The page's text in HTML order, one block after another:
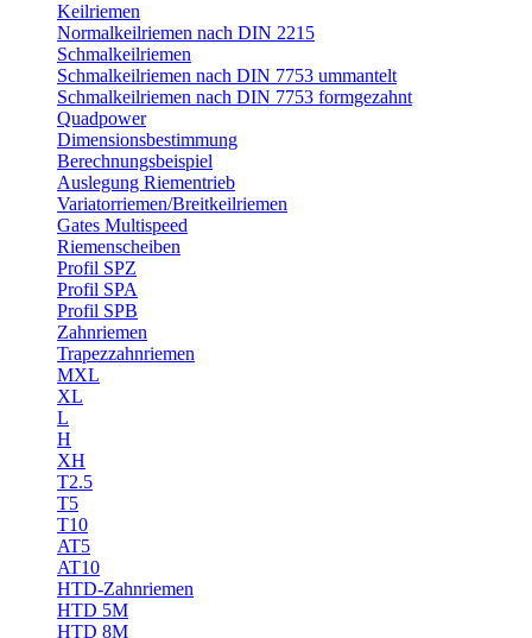
Keilriemen
Normalkeilriemen nach DIN 2215
Schmalkeilriemen
Schmalkeilriemen nach DIN 7753 ummantelt
Schmalkeilriemen nach DIN 7753 formgezahnt
Quadpower
Dimensionsbestimmung
Berechnungsbeispiel
Auslegung Riementrieb
Variatorriemen/Breitkeilriemen
Gates Multispeed
Riemenscheiben
Profil SPZ
Profil SPA
Profil SPB
Zahnriemen
Trapezzahnriemen
MXL
XL
L
H
XH
T2.5
T5
T10
AT5
AT10
HTD-Zahnriemen
HTD 5M
HTD 8M